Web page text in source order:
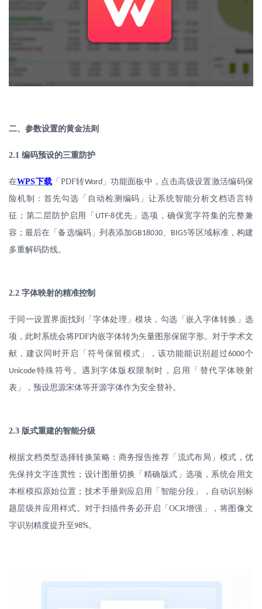
二、参数设置的黄金法则
2.1 编码预设的三重防护
在WPS下载 「 PDF转Word 」功能面板中，点击高级设置激活编码保
险机制：首先勾选「自动检测编码」让系统智能分析文档语言特
征；第二层防护启用「 UTF-8优先」选项，确保宽字符集的完整兼
容；最后在「备选编码」列表添加GB18030 BIG5等区域标准，构建
多重解码防线。
2.2 字体映射的精准控制
于同一设置界面找到「字体处理」模块，勾选「嵌入字体转换」选
项，此时系统会将PDF内嵌字体转为矢量图形保留字形。对于学术文
献，建议同时开启「符号保留模式」，该功能能识别超过6000个
Unicode特殊符号。遇到字体版权限制时，启用「替代字体映射
表」，预设思源宋体等开源字体作为安全替补。
2.3 版式重建的智能分级
根据文档类型选择转换策略：商务报告推荐「流式布局」模式，优
先保持文字连贯性；设计图册切换「精确版式」选项，系统会用文
本框模拟原始位置；技术手册则应启用「智能分段」，自动识别标
题层级并应用样式。对于扫描件务必开启「OCR增强」，将图像文
字识别精度提升至 98%。